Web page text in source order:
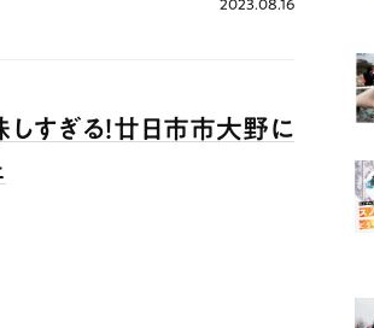
2023.08.16
すぎる！廿日市市大野に